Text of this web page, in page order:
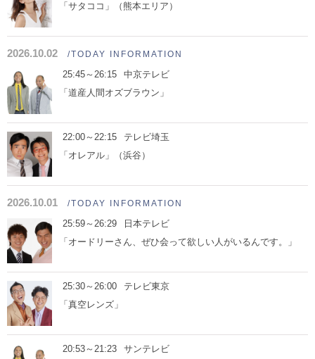
「サタココ」（熊本エリア）
2026.10.02 /TODAY INFORMATION
25:45～26:15
中京テレビ
「道産人間オズブラウン」
22:00～22:15
テレビ埼玉
「オレアル」（浜谷）
2026.10.01 /TODAY INFORMATION
25:59～26:29
日本テレビ
「オードリーさん、ぜひ会って欲しい人がいるんです。」
25:30～26:00
テレビ東京
「真空レンズ」
20:53～21:23 サンテレビ